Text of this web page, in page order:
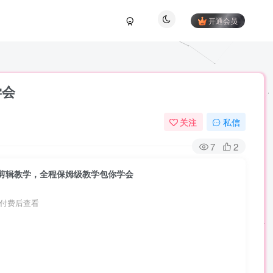
开通会员
关注 私信
7 2
辑教学，全程保姆级教学包你学会
费后查看